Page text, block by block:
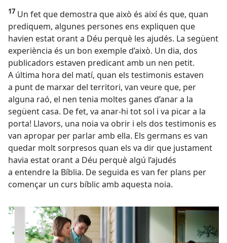
17 Un fet que demostra que això és així és que, quan
prediquem, algunes persones ens expliquen que
havien estat orant a Déu perquè les ajudés. La següent
experiència és un bon exemple d’això. Un dia, dos
publicadors estaven predicant amb un nen petit.
A última hora del matí, quan els testimonis estaven
a punt de marxar del territori, van veure que, per
alguna raó, el nen tenia moltes ganes d’anar a la
següent casa. De fet, va anar-hi tot sol i va picar a la
porta! Llavors, una noia va obrir i els dos testimonis es
van apropar per parlar amb ella. Els germans es van
quedar molt sorpresos quan els va dir que justament
havia estat orant a Déu perquè algú l’ajudés
a entendre la Bíblia. De seguida es van fer plans per
començar un curs bíblic amb aquesta noia.